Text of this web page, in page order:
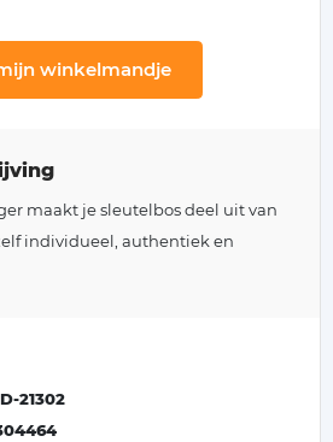
winkelmandje
maakt je sleutelbos deel uit van
individueel, authentiek en
21302